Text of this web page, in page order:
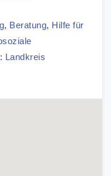
, Beratung, Hilfe für
Landkreis